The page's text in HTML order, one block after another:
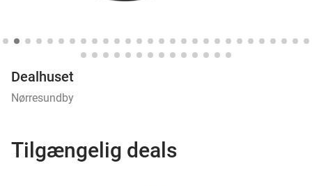
Dealhuset
Nørresundby
Tilgængelig deals